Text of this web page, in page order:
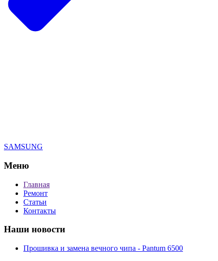
SAMSUNG
Меню
Главная
Ремонт
Статьи
Контакты
Наши новости
Прошивка и замена вечного чипа - Pantum 6500